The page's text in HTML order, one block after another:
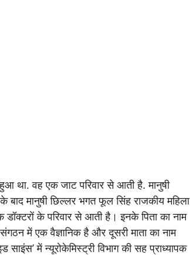
था. वह एक जाट परिवार से आती है. मानुषी
बाद मानुषी छिल्लर भगत फूल सिंह राजकीय महिला
डॉक्टरों के परिवार से आती है। इनके पिता का नाम
में एक वैज्ञानिक है और दूसरी माता का नाम
में न्यूरोकेमिस्ट्री विभाग की सह प्राध्यापक